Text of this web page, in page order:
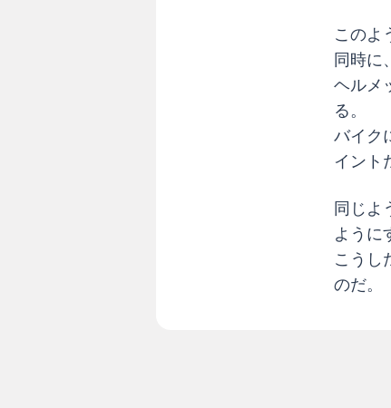
このよ
同時に
ヘルメ
る。
バイク
イント
同じよ
ように
こうし
のだ。